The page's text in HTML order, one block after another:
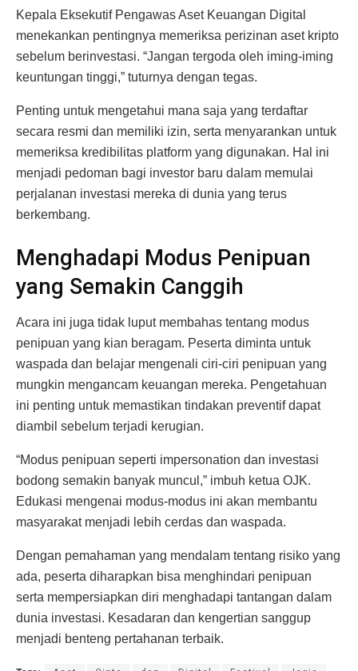
Kepala Eksekutif Pengawas Aset Keuangan Digital
menekankan pentingnya memeriksa perizinan aset kripto
sebelum berinvestasi. “Jangan tergoda oleh iming-iming
keuntungan tinggi,” tuturnya dengan tegas.
Penting untuk mengetahui mana saja yang terdaftar
secara resmi dan memiliki izin, serta menyarankan untuk
memeriksa kredibilitas platform yang digunakan. Hal ini
menjadi pedoman bagi investor baru dalam memulai
perjalanan investasi mereka di dunia yang terus
berkembang.
Menghadapi Modus Penipuan
yang Semakin Canggih
Acara ini juga tidak luput membahas tentang modus
penipuan yang kian beragam. Peserta diminta untuk
waspada dan belajar mengenali ciri-ciri penipuan yang
mungkin mengancam keuangan mereka. Pengetahuan
ini penting untuk memastikan tindakan preventif dapat
diambil sebelum terjadi kerugian.
“Modus penipuan seperti impersonation dan investasi
bodong semakin banyak muncul,” imbuh ketua OJK.
Edukasi mengenai modus-modus ini akan membantu
masyarakat menjadi lebih cerdas dan waspada.
Dengan pemahaman yang mendalam tentang risiko yang
ada, peserta diharapkan bisa menghindari penipuan
serta mempersiapkan diri menghadapi tantangan dalam
dunia investasi. Kesadaran dan kengertian sanggup
menjadi benteng pertahanan terbaik.